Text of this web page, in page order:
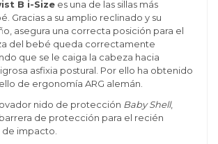
B i-Sizees una de las sillas más
Gracias a su amplio reclinado y su
asegura una correcta posición para el
del bebé queda correctamente
que se le caiga la cabeza hacia
asfixia postural. Por ello ha obtenido
de ergonomía ARG alemán.
nido de protección Baby Shell,
de protección para el recién
impacto.